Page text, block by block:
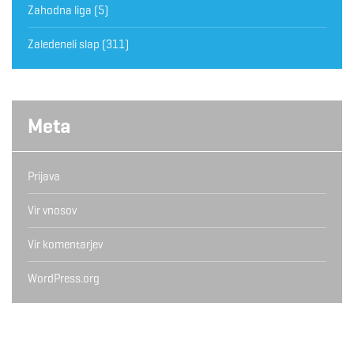
Zahodna liga (5)
Zaledeneli slap (311)
Meta
Prijava
Vir vnosov
Vir komentarjev
WordPress.org